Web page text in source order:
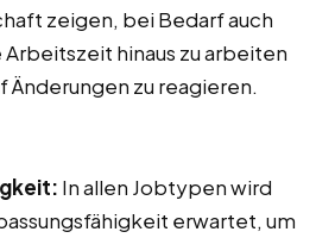
zeigen, bei Bedarf auch
hinaus zu arbeiten
Änderungen zu reagieren.
In allen Jobtypen wird
erwartet, um